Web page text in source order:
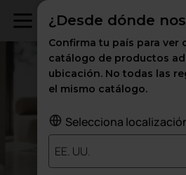
¿Desde dónde
Confirma tu país para ver
catálogo de productos
ubicación. No todas las
el mismo catálogo.
Selecciona
EE. UU.